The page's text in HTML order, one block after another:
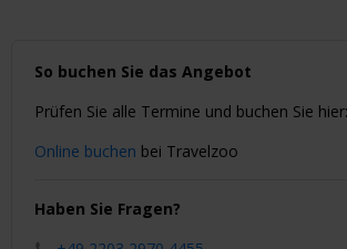
So buchen Sie das Angebot
Prüfen Sie alle Termine und buchen Sie hier:
Online buchen bei Travelzoo
Haben Sie Fragen?